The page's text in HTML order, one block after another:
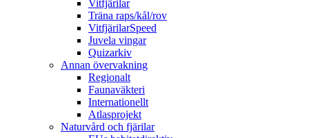
Vitfjärilar
Träna raps/kål/rov
VitfjärilarSpeed
Juvela vingar
Quizarkiv
Annan övervakning
Regionalt
Faunaväkteri
Internationellt
Atlasprojekt
Naturvård och fjärilar